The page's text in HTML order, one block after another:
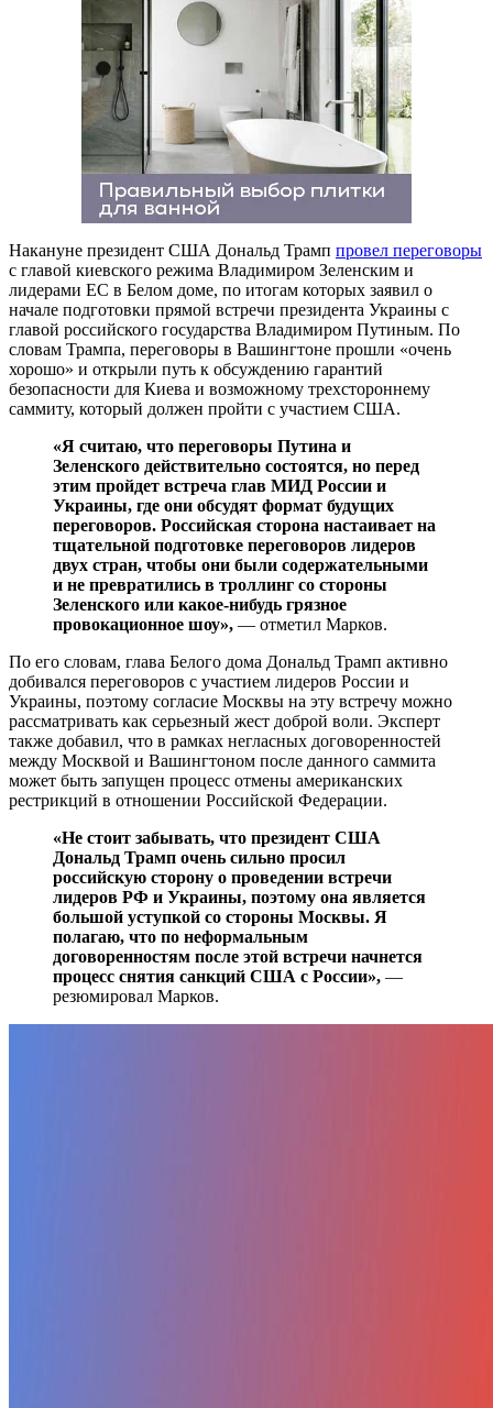
Накануне президент США Дональд Трамп провел переговоры
с главой киевского режима Владимиром Зеленским и
лидерами ЕС в Белом доме, по итогам которых заявил о
начале подготовки прямой встречи президента Украины с
главой российского государства Владимиром Путиным. По
словам Трампа, переговоры в Вашингтоне прошли «очень
хорошо» и открыли путь к обсуждению гарантий
безопасности для Киева и возможному трехстороннему
саммиту, который должен пройти с участием США.
«Я считаю, что переговоры Путина и
Зеленского действительно состоятся, но перед
этим пройдет встреча глав МИД России и
Украины, где они обсудят формат будущих
переговоров. Российская сторона настаивает на
тщательной подготовке переговоров лидеров
двух стран, чтобы они были содержательными
и не превратились в троллинг со стороны
Зеленского или какое-нибудь грязное
провокационное шоу», — отметил Марков.
По его словам, глава Белого дома Дональд Трамп активно
добивался переговоров с участием лидеров России и
Украины, поэтому согласие Москвы на эту встречу можно
рассматривать как серьезный жест доброй воли. Эксперт
также добавил, что в рамках негласных договоренностей
между Москвой и Вашингтоном после данного саммита
может быть запущен процесс отмены американских
рестрикций в отношении Российской Федерации.
«Не стоит забывать, что президент США
Дональд Трамп очень сильно просил
российскую сторону о проведении встречи
лидеров РФ и Украины, поэтому она является
большой уступкой со стороны Москвы. Я
полагаю, что по неформальным
договоренностям после этой встречи начнется
процесс снятия санкций США с России», —
резюмировал Марков.